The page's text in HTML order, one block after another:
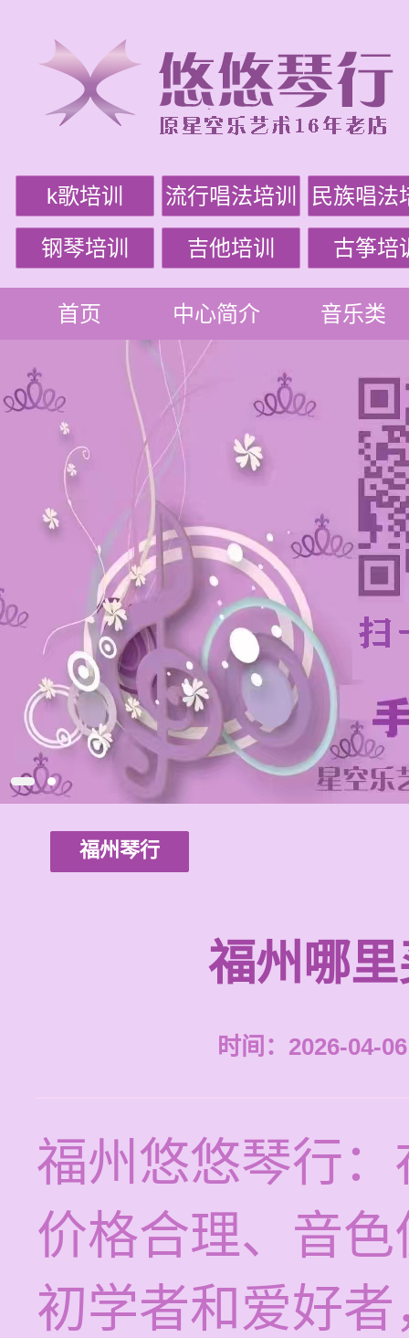
k歌培训 流行唱法培训 民族唱法
钢琴培训 吉他培训 古筝培
首页 中心简介 音乐类
福州琴行
福州哪
时间：2026-04-
福州悠悠琴行
价格合理、音
初学者和爱好